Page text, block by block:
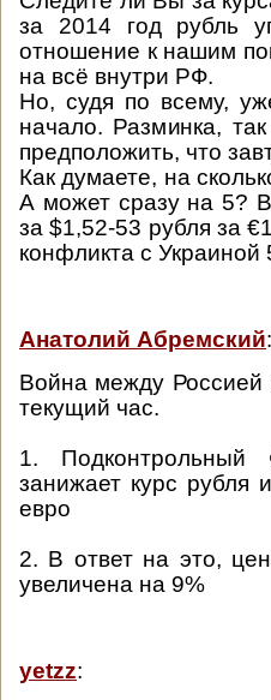
за 2014 год рубль
отношение к нашим
на всё внутри РФ.
Но, судя по всему,
начало. Разминка,
предположить, что
Как думаете, на
А может сразу на 5?
за $1,52-53 рубля за
конфликта с
Анатолий Абремский:
Война между
текущий час.
1.
занижает курс рубля
евро
2. В ответ на это,
увеличена на 9%
yetzz: